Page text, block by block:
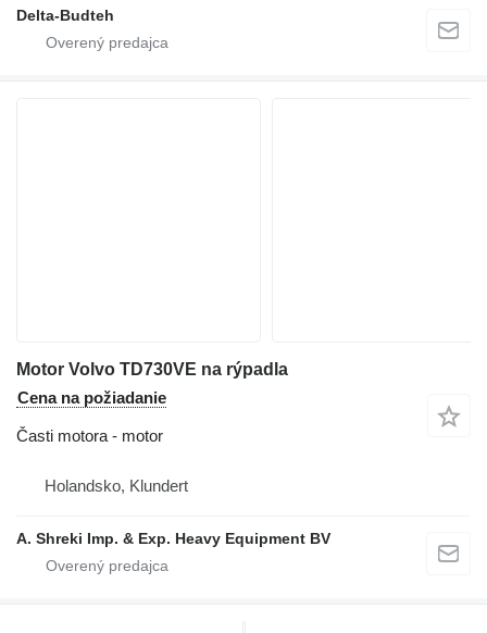
Delta-Budteh
Motor Volvo TD730VE na rýpadla
Cena na požiadanie
Časti motora - motor
Holandsko, Klundert
A. Shreki Imp. & Exp. Heavy Equipment BV